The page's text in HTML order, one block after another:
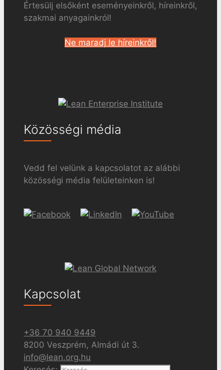
Értesülj elsőként eseményeinkről, híreinkről,
szakmai anyagainkról!
Ne maradj le híreinkről!
Közösségi média
Vedd fel velünk a kapcsolatot az alábbi
közösségi média felületeinken is!
Kapcsolat
+36 70 940 9449
8200 Veszprém, Almádi út 3.
info@lean.org.hu